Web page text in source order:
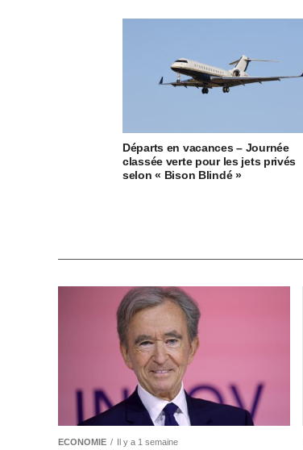
Départs en vacances – Journée
classée verte pour les jets privés
selon « Bison Blindé »
ECONOMIE Il y a 1 semaine